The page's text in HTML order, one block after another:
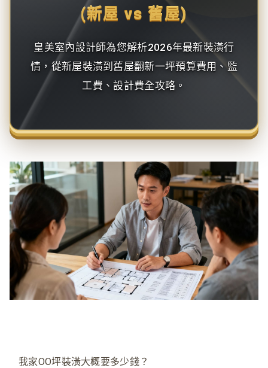
(新屋 vs 舊屋)
皇美室內設計師為您解析2026年最新裝潢行
情，從新屋裝潢到舊屋翻新一坪預算費用、監
工費、設計費全攻略。
我家OO坪裝潢大概要多少錢？